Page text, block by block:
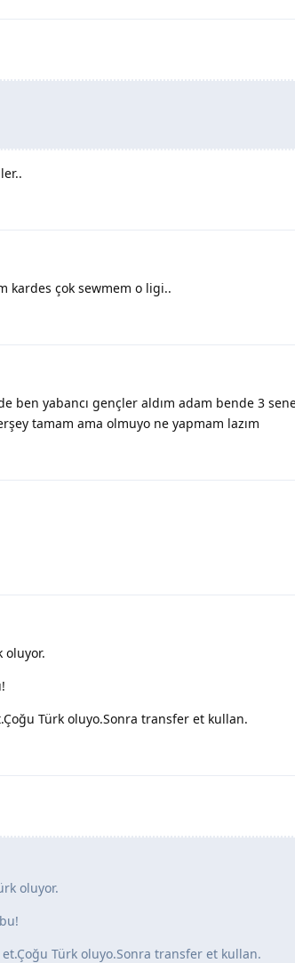
kardes çok sewmem o ligi..
ben yabancı gençler aldım adam bende 3
tamam ama olmuyo ne yapmam lazım
oluyor.
Türk oluyo.Sonra transfer et kullan.
oluyor.
Türk oluyo.Sonra transfer et kullan.